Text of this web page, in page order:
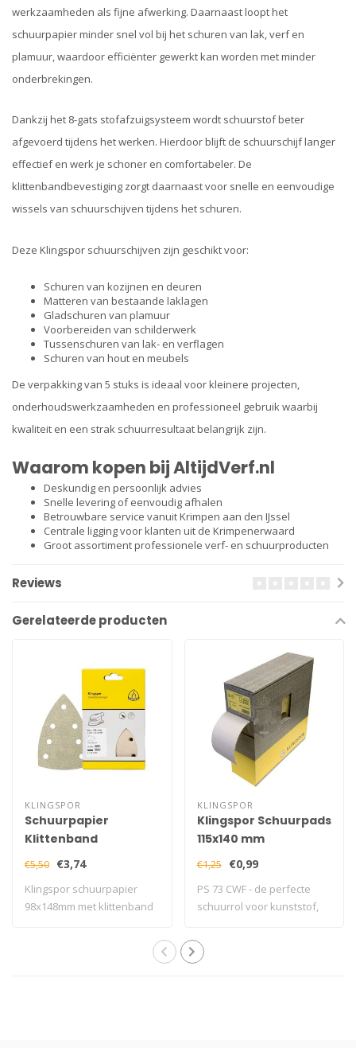
werkzaamheden als fijne afwerking. Daarnaast loopt het
schuurpapier minder snel vol bij het schuren van lak, verf en
plamuur, waardoor efficiënter gewerkt kan worden met minder
onderbrekingen.
Dankzij het 8-gats stofafzuigsysteem wordt schuurstof beter
afgevoerd tijdens het werken. Hierdoor blijft de schuurschijf langer
effectief en werk je schoner en comfortabeler. De
klittenbandbevestiging zorgt daarnaast voor snelle en eenvoudige
wissels van schuurschijven tijdens het schuren.
Deze Klingspor schuurschijven zijn geschikt voor:
Schuren van kozijnen en deuren
Matteren van bestaande laklagen
Gladschuren van plamuur
Voorbereiden van schilderwerk
Tussenschuren van lak- en verflagen
Schuren van hout en meubels
De verpakking van 5 stuks is ideaal voor kleinere projecten,
onderhoudswerkzaamheden en professioneel gebruik waarbij
kwaliteit en een strak schuurresultaat belangrijk zijn.
Waarom kopen bij AltijdVerf.nl
Deskundig en persoonlijk advies
Snelle levering of eenvoudig afhalen
Betrouwbare service vanuit Krimpen aan den IJssel
Centrale ligging voor klanten uit de Krimpenerwaard
Groot assortiment professionele verf- en schuurproducten
Reviews
Gerelateerde producten
KLINGSPOR
Schuurpapier
Klittenband
98X148mm 5 stuks
€5,50 €3,74
Klingspor schuurpapier
98x148mm met klittenband
KLINGSPOR
Klingspor Schuurpads
115x140 mm
€1,25 €0,99
PS 73 CWF - de perfecte
schuurrol voor kunststof,